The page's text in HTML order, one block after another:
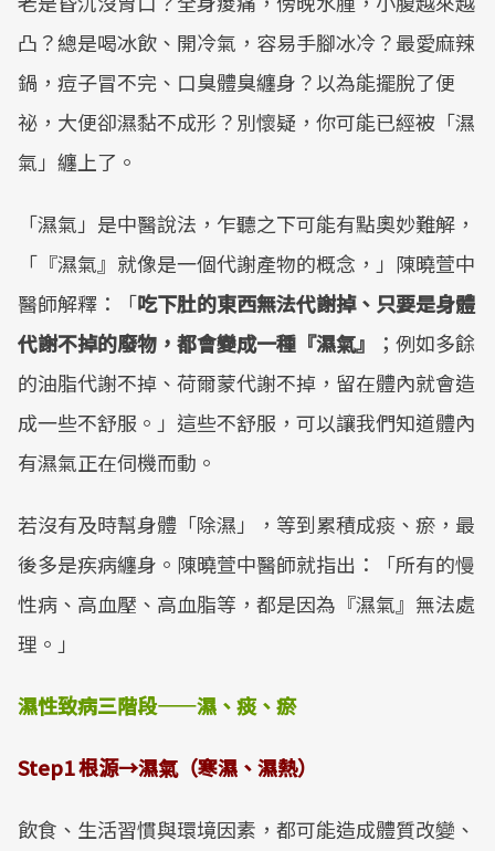
凸？總是喝冰飲、開冷氣，容易手腳冰冷？最愛麻辣
鍋，痘子冒不完、口臭體臭纏身？以為能擺脫了便
祕，大便卻濕黏不成形？別懷疑，你可能已經被「濕
氣」纏上了。
「濕氣」是中醫說法，乍聽之下可能有點奧妙難解，
「『濕氣』就像是一個代謝產物的概念，」陳曉萱中
醫師解釋：「吃下肚的東西無法代謝掉、只要是身體
代謝不掉的廢物，都會變成一種『濕氣』
；例如多餘
的油脂代謝不掉、荷爾蒙代謝不掉，留在體內就會造
成一些不舒服。」這些不舒服，可以讓我們知道體內
有濕氣正在伺機而動。
若沒有及時幫身體「除濕」，等到累積成痰、瘀，最
後多是疾病纏身。陳曉萱中醫師就指出：「所有的慢
性病、高血壓、高血脂等，都是因為『濕氣』無法處
理。」
濕性致病三階段——濕、痰、瘀
Step1根源→濕氣（寒濕、濕熱）
飲食、生活習慣與環境因素，都可能造成體質改變、